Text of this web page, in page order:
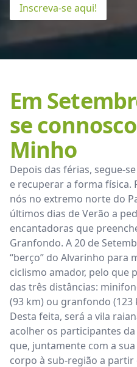
Inscreva-se aqui!
Em
se
Minho
Depois das férias, segue-
e recuperar a forma física.
nós no extremo norte do
últimos dias de Verão a
encantadoras que
Granfondo. A 20 de
“berço” do Alvarinho para
ciclismo amador, pelo que
das três distâncias:
(93 km) ou granfondo (123
Desta feita, será a vila
acolher os participantes
que, juntamente com a
corpo à sub-região a